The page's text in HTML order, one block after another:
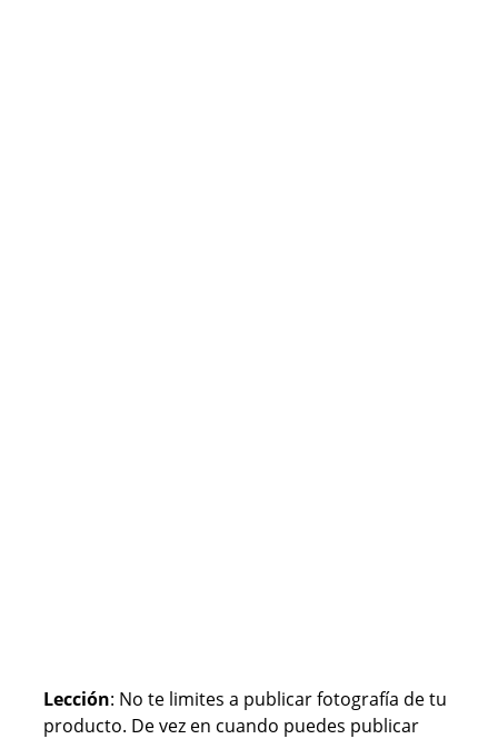
Lección: No te limites a publicar fotografía de tu
producto. De vez en cuando puedes publicar